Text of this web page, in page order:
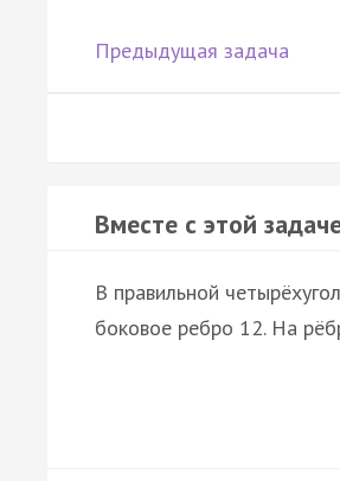
Предыдущая задача
Вместе с этой
В правильной
боковое ребро 12. На